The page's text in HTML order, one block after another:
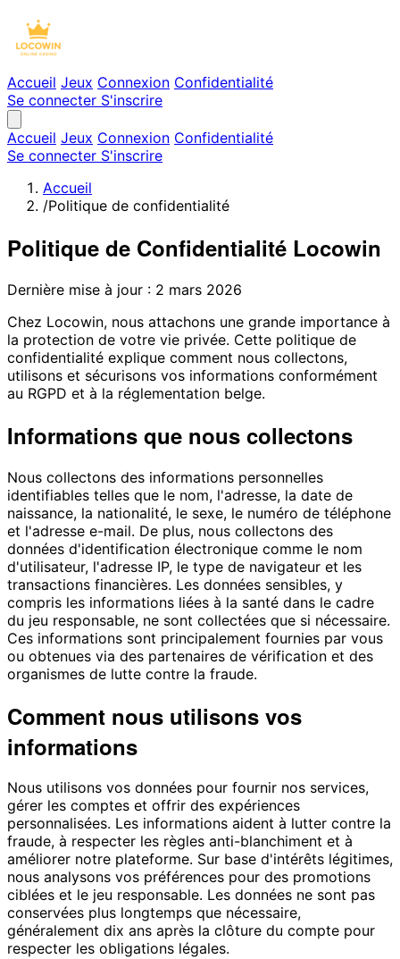
Accueil Jeux Connexion Confidentialité
Se connecter S'inscrire
Accueil Jeux Connexion Confidentialité
Se connecter S'inscrire
Accueil
/Politique de confidentialité
Politique de Confidentialité Locowin
Dernière mise à jour : 2 mars 2026
Chez Locowin, nous attachons une grande importance à
la protection de votre vie privée. Cette politique de
confidentialité explique comment nous collectons,
utilisons et sécurisons vos informations conformément
au RGPD et à la réglementation belge.
Informations que nous collectons
Nous collectons des informations personnelles
identifiables telles que le nom, l'adresse, la date de
naissance, la nationalité, le sexe, le numéro de téléphone
et l'adresse e-mail. De plus, nous collectons des
données d'identification électronique comme le nom
d'utilisateur, l'adresse IP, le type de navigateur et les
transactions financières. Les données sensibles, y
compris les informations liées à la santé dans le cadre
du jeu responsable, ne sont collectées que si nécessaire.
Ces informations sont principalement fournies par vous
ou obtenues via des partenaires de vérification et des
organismes de lutte contre la fraude.
Comment nous utilisons vos
informations
Nous utilisons vos données pour fournir nos services,
gérer les comptes et offrir des expériences
personnalisées. Les informations aident à lutter contre la
fraude, à respecter les règles anti-blanchiment et à
améliorer notre plateforme. Sur base d'intérêts légitimes,
nous analysons vos préférences pour des promotions
ciblées et le jeu responsable. Les données ne sont pas
conservées plus longtemps que nécessaire,
généralement dix ans après la clôture du compte pour
respecter les obligations légales.